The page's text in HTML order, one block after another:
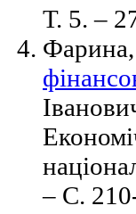
Т. 5. –
– С.